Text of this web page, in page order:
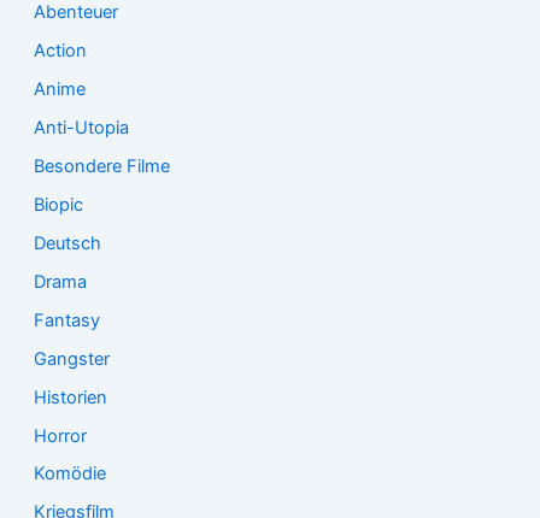
Abenteuer
Action
Anime
Anti-Utopia
Besondere Filme
Biopic
Deutsch
Drama
Fantasy
Gangster
Historien
Horror
Komödie
Kriegsfilm